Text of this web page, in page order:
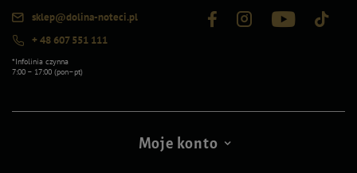
sklep@dolina-noteci.pl
+ 48 607 551 111
*Infolinia czynna
7:00 – 17:00 (pon–pt)
Moje konto